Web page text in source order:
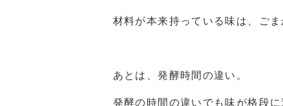
材料が本来持っている味は、ご
あとは、発酵時間の違い。
発酵の時間の違いでも味が格段に